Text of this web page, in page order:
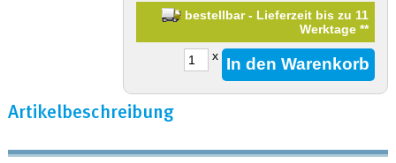
bestellbar - Lieferzeit bis zu 11
Werktage**
x
Artikelbeschreibung